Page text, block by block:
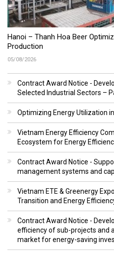
Hanoi – Thanh Hoa Beer
Production
05/08/2026
Contract Award Notice -
Selected Industrial Sectors –
Optimizing Energy Utilization
Vietnam Energy Efficiency
Ecosystem for Energy
Contract Award Notice -
management systems and
Vietnam ETE & Greenergy
Transition and Energy
Contract Award Notice -
efficiency of sub-projects and
market for energy-saving